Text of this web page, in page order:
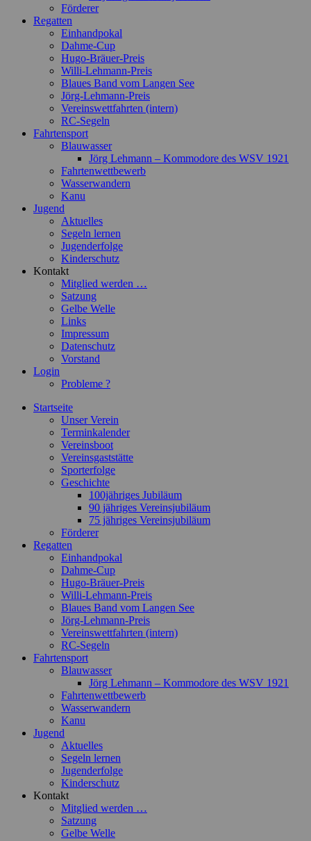
Förderer
Regatten
Einhandpokal
Dahme-Cup
Hugo-Bräuer-Preis
Willi-Lehmann-Preis
Blaues Band vom Langen See
Jörg-Lehmann-Preis
Vereinswettfahrten (intern)
RC-Segeln
Fahrtensport
Blauwasser
Jörg Lehmann – Kommodore des WSV 1921
Fahrtenwettbewerb
Wasserwandern
Kanu
Jugend
Aktuelles
Segeln lernen
Jugenderfolge
Kinderschutz
Kontakt
Mitglied werden …
Satzung
Gelbe Welle
Links
Impressum
Datenschutz
Vorstand
Login
Probleme ?
Startseite
Unser Verein
Terminkalender
Vereinsboot
Vereinsgaststätte
Sporterfolge
Geschichte
100jähriges Jubiläum
90 jähriges Vereinsjubiläum
75 jähriges Vereinsjubiläum
Förderer
Regatten
Einhandpokal
Dahme-Cup
Hugo-Bräuer-Preis
Willi-Lehmann-Preis
Blaues Band vom Langen See
Jörg-Lehmann-Preis
Vereinswettfahrten (intern)
RC-Segeln
Fahrtensport
Blauwasser
Jörg Lehmann – Kommodore des WSV 1921
Fahrtenwettbewerb
Wasserwandern
Kanu
Jugend
Aktuelles
Segeln lernen
Jugenderfolge
Kinderschutz
Kontakt
Mitglied werden …
Satzung
Gelbe Welle